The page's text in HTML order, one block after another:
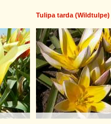
Tulipa tarda (Wildtulpe)